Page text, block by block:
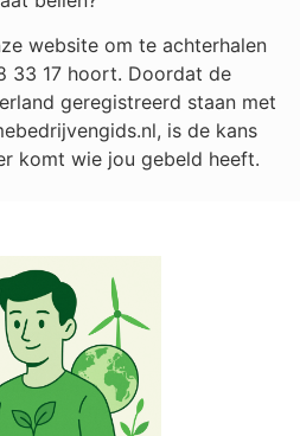
website om te achterhalen
33 17 hoort. Doordat de
geregistreerd staan met
is de kans
komt wie jou gebeld heeft.